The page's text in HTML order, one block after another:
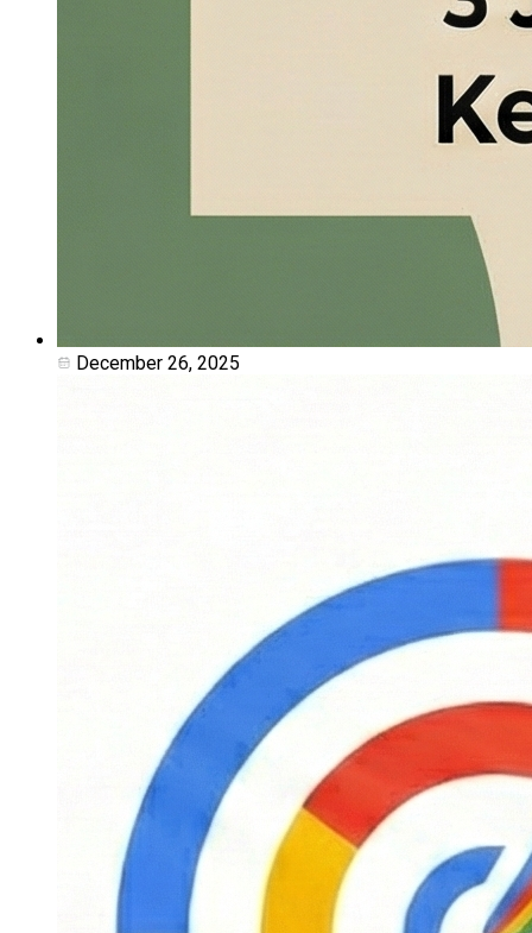
December 26, 2025